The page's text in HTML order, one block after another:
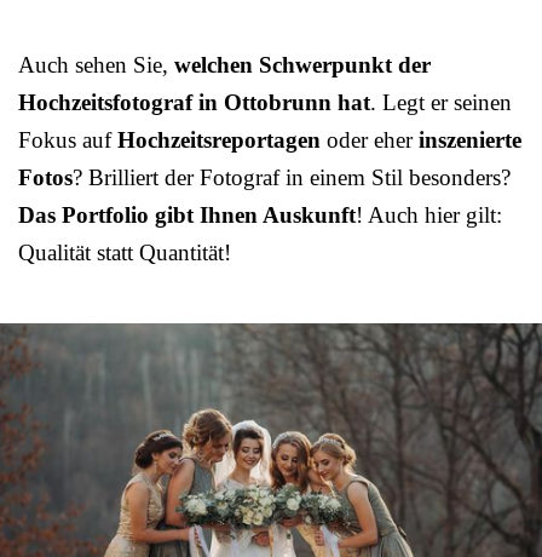
Auch sehen Sie, welchen Schwerpunkt der
Hochzeitsfotograf in Ottobrunn hat. Legt er seinen
Fokus aufHochzeitsreportagen oder eherinszenierte
Fotos? Brilliert der Fotograf in einem Stil besonders?
Das Portfolio gibt Ihnen Auskunft! Auch hier gilt:
Qualität statt Quantität!